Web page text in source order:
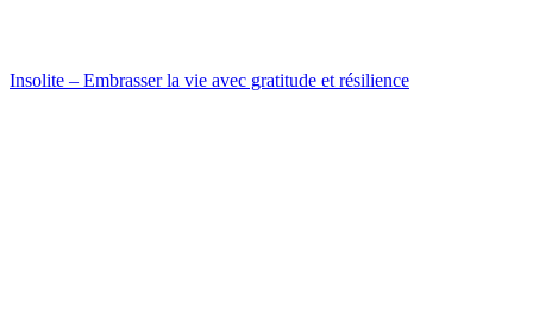
Insolite – Embrasser la vie avec gratitude et résilience